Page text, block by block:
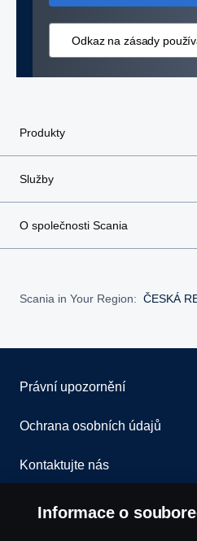
Odkaz na zásady
Produkty
Služby
O společnosti Scania
Scania in Your Region: ČESKÁ
Právní upozornění
Ochrana osobních údajů
Kontaktujte nás
Všeobecné obchodní podmínky
Informace o